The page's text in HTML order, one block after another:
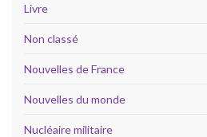
Livre
Non classé
Nouvelles de France
Nouvelles du monde
Nucléaire militaire